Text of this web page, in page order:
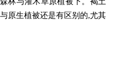
原生植被还是有区别的,尤其